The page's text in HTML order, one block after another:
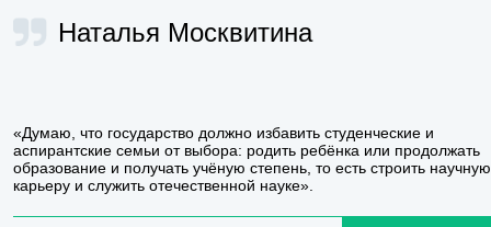
Наталья Москвитина
«Думаю, что государство должно избавить студенческие и
аспирантские семьи от выбора: родить ребёнка или продолжать
образование и получать учёную степень, то есть строить научную
карьеру и служить отечественной науке».